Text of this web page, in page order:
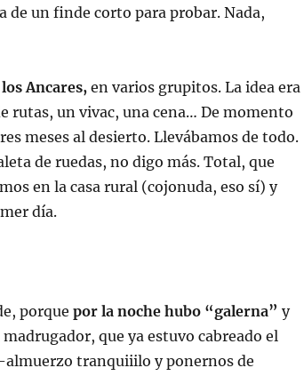
de un finde corto para probar. Nada,
Ancares,en varios grupitos. La idea era
rutas, un vivac, una cena… De momento
meses al desierto. Llevábamos de todo.
de ruedas, no digo más. Total, que
en la casa rural (cojonuda, eso sí) y
día.
porque por la noche hubo “galerna” y
que ya estuvo cabreado el
almuerzo tranquiiilo y ponernos de